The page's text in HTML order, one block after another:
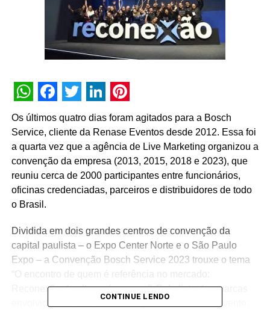
WhatsApp
Facebook
Twitter
LinkedIn
Pinterest
Os últimos quatro dias foram agitados para a Bosch
Service, cliente da Renase Eventos desde 2012. Essa foi
a quarta vez que a agência de Live Marketing organizou a
convenção da empresa (2013, 2015, 2018 e 2023), que
reuniu cerca de 2000 participantes entre funcionários,
oficinas credenciadas, parceiros e distribuidores de todo
o Brasil.
Dividida em dois grandes centros de convenção da
capital paulista – o Expo Center Norte e o São Paulo
Expo – a Convenção Bosch Service 2023 trouxe o tema
“O encontro de quem é referência no mercado:
Reconexão de alta performance”. Pela lista das marcas
envolvidas, dá pra perceber a grandiosidade do evento:
CONTINUE LENDO